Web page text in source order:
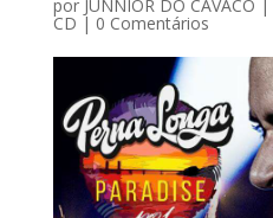
por JUNNIOR DO CAVACO |
CD | 0 Comentários